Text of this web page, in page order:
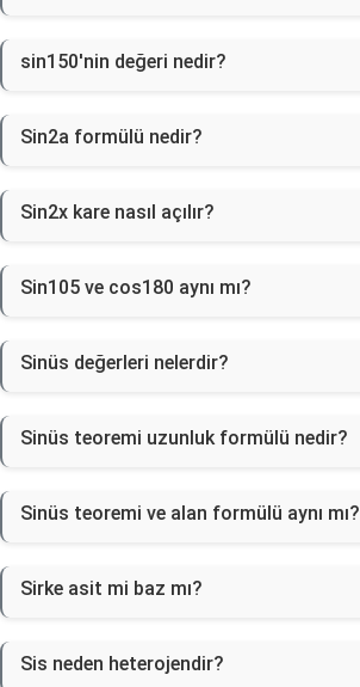
sin150'nin değeri nedir?
Sin2a formülü nedir?
Sin2x kare nasıl açılır?
Sin105 ve cos180 aynı mı?
Sinüs değerleri nelerdir?
Sinüs teoremi uzunluk formülü nedir?
Sinüs teoremi ve alan formülü aynı mı?
Sirke asit mi baz mı?
Sis neden heterojendir?